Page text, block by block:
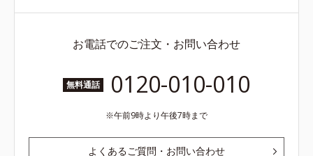
お電話でのご注文・お問い合わせ
無料通話 0120-010-010
午前9時より午後7時まで
よくあるご質問・お問い合わせ